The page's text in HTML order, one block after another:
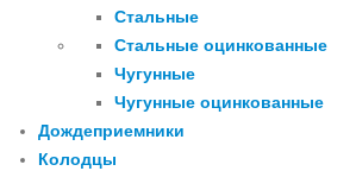
Стальные
Стальные оцинкованные
Чугунные
Чугунные оцинкованные
Дождеприемники
Колодцы